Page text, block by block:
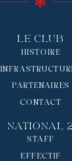
Le Club
HISTOIRE
PARTENAIRES
CONTACT
National
STAFF
EFFECTIF